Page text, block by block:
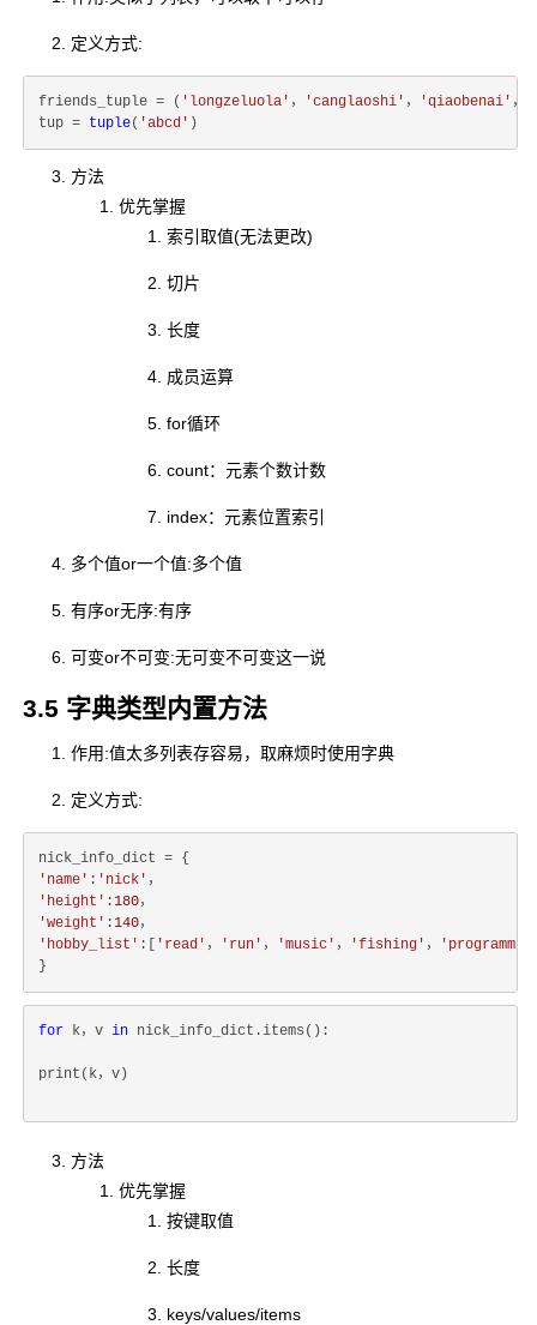
定义方式:
friends_tuple = ( 'longzeluola' ， 'canglaoshi' ， 'qiaobenai' ，
tup = tuple( 'abcd'
方法
优先掌握
索引取值(无法更改)
切片
长度
成员运算
for循环
count：元素个数计数
index：元素位置索引
多个值or一个值:多个值
有序or无序:有序
可变or不可变:无可变不可变这一说
3.5 字典类型内置方法
作用:值太多列表存容易，取麻烦时使用字典
定义方式:
'name' : 'nick'
'height' :180
'weight' :140
'hobby_list' :[ 'read' ， 'run' ， 'music' ， 'fishing' ，
for k，v in nick_info_dict.items():
print(k，v)
方法
优先掌握
按键取值
长度
keys/values/items